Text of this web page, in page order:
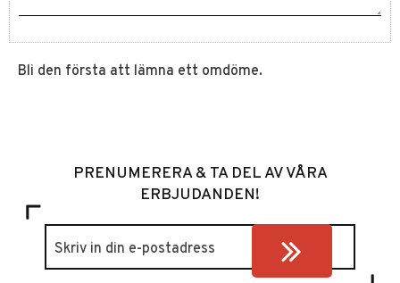
Bli den första att lämna ett omdöme.
PRENUMERERA & TA DEL AV VÅRA
ERBJUDANDEN!